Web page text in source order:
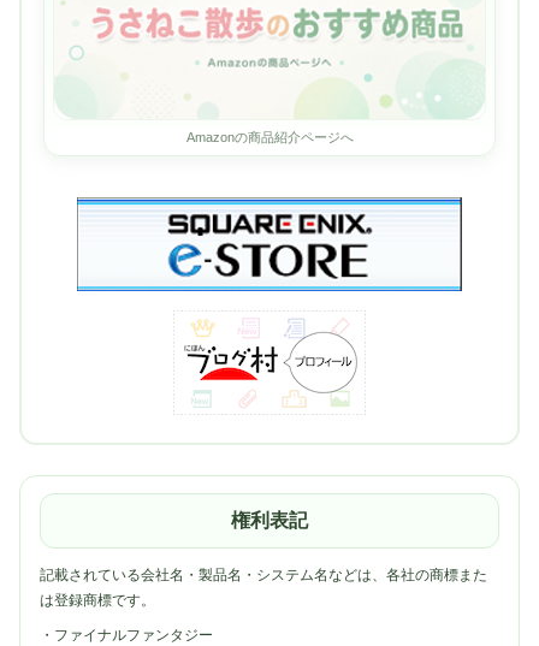
Amazonの商品紹介ページへ
権利表記
記載されている会社名・製品名・システム名などは、各社の商標また
は登録商標です。
・ファイナルファンタジー